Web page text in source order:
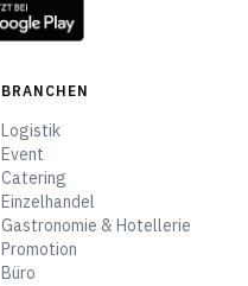
BRANCHEN
Logistik
Event
Catering
Einzelhandel
Gastronomie & Hotellerie
Promotion
Büro